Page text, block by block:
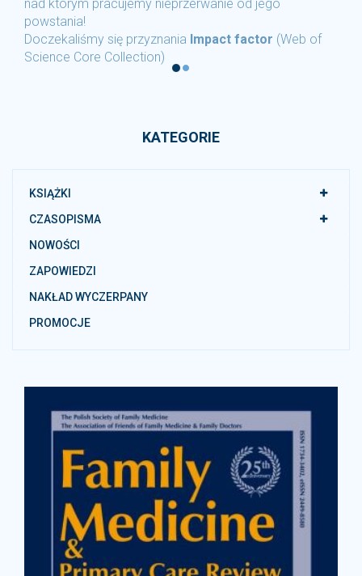
nad którym pracujemy nieprzerwanie od jego
powstania!
Doczekaliśmy się przyznania Impact factor (Web of
Science Core Collection)
KATEGORIE
KSIĄŻKI
CZASOPISMA
NOWOŚCI
ZAPOWIEDZI
NAKŁAD WYCZERPANY
PROMOCJE